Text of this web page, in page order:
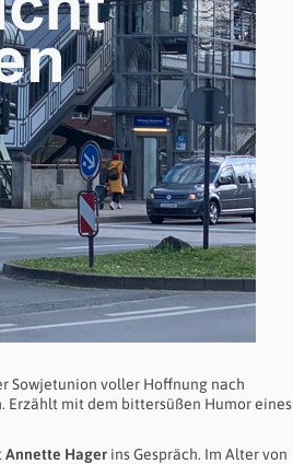
Sowjetunion voller Hoffnung nach
Erzählt mit dem bittersüßen Humor eines
Annette Hager ins Gespräch. Im Alter von